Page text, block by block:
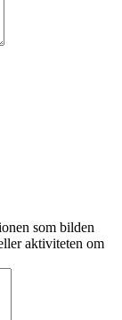
som bilden
aktiviteten om